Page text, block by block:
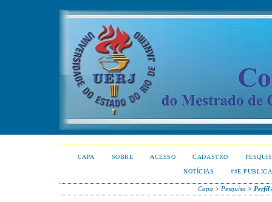
CAPA SOBRE ACESSO CADASTRO
NOTÍCIAS ##E-
Capa > Pesquisa > Perfil